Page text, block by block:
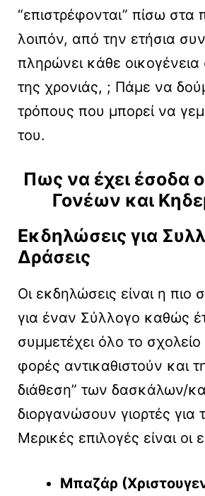
“επιστρέφονται” πίσω στα
λοιπόν, από την ετήσια
πληρώνει κάθε
της χρονιάς, ; Πάμε να
τρόπους που μπορεί να
του.
Πως να έχει έσοδα ο
Γονέων και
Εκδηλώσεις για
Δράσεις
Οι εκδηλώσεις είναι η πιο
για έναν Σύλλογο καθώς
συμμετέχει όλο το
φορές αντικαθιστούν και
διάθεση” των δασκάλων/
διοργανώσουν γιορτές για
Μερικές επιλογές είναι οι
Μπαζάρ